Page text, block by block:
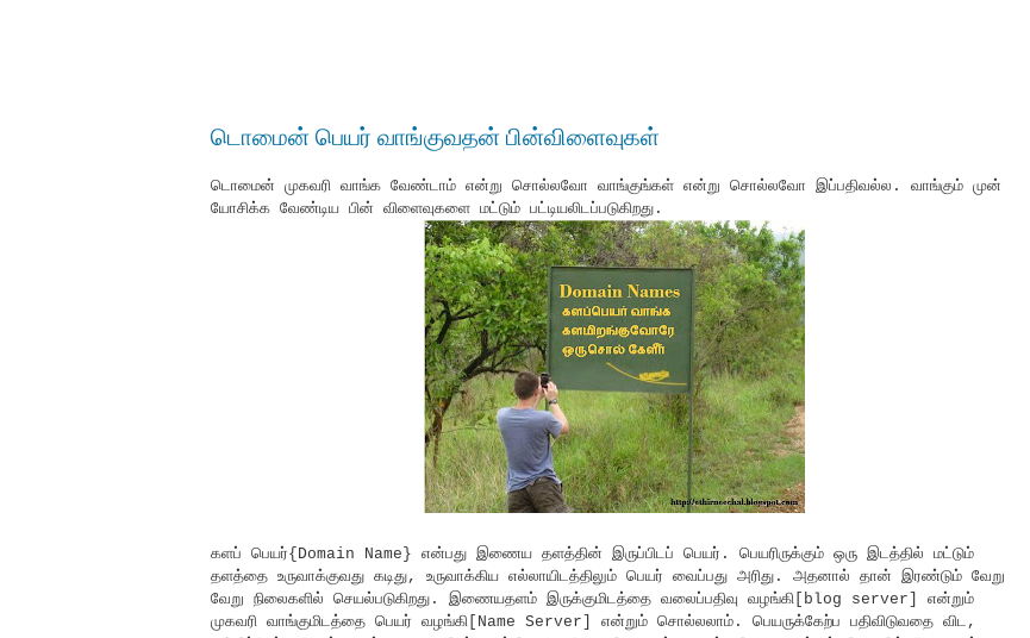
டொமைன் பெயர் வாங்குவதன் பின்விளைவுகள்
டொமைன் முகவரி வாங்க வேண்டாம் என்று சொல்லவோ வாங்குங்கள் என்று சொல்லவோ இப்பதிவல்ல. வாங்கும் முன்
யோசிக்க வேண்டிய பின் விளைவுகளை மட்டும் பட்டியலிடப்படுகிறது.
களப் பெயர்{Domain Name} என்பது இணைய தளத்தின் இருப்பிடப் பெயர். பெயரிருக்கும் ஒரு இடத்தில் மட்டும்
தளத்தை உருவாக்குவது கடிது, உருவாக்கிய எல்லாயிடத்திலும் பெயர் வைப்பது அரிது. அதனால் தான் இரண்டும் வேறு
வேறு நிலைகளில் செயல்படுகிறது. இணையதளம் இருக்குமிடத்தை வலைப்பதிவு வழங்கி[blog server] என்றும்
முகவரி வாங்குமிடத்தை பெயர் வழங்கி[Name Server] என்றும் சொல்லலாம். பெயருக்கேற்ப பதிவிடுவதை விட,